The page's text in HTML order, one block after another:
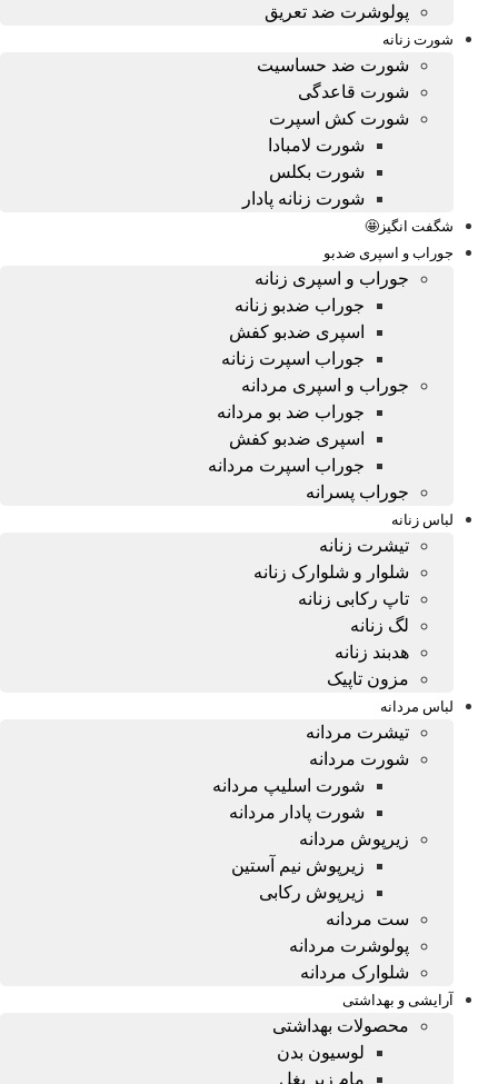
پولوشرت ضد تعریق
شورت زنانه
شورت ضد حساسیت
شورت قاعدگی
شورت کش اسپرت
شورت لامبادا
شورت بکلس
شورت زنانه پادار
شگفت انگیز🤩
جوراب و اسپری ضدبو
جوراب و اسپری زنانه
جوراب ضدبو زنانه
اسپری ضدبو کفش
جوراب اسپرت زنانه
جوراب و اسپری مردانه
جوراب ضد بو مردانه
اسپری ضدبو کفش
جوراب اسپرت مردانه
جوراب پسرانه
لباس زنانه
تیشرت زنانه
شلوار و شلوارک زنانه
تاپ رکابی زنانه
لگ زنانه
هدبند زنانه
مزون تاپیک
لباس مردانه
تیشرت مردانه
شورت مردانه
شورت اسلیپ مردانه
شورت پادار مردانه
زیرپوش مردانه
زیرپوش نیم آستین
زیرپوش رکابی
ست مردانه
پولوشرت مردانه
شلوارک مردانه
آرایشی و بهداشتی
محصولات بهداشتی
لوسیون بدن
مام زیر بغل